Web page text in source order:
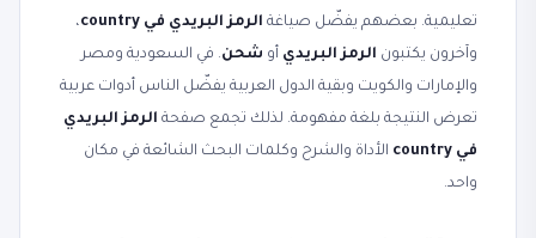
تعليمية. بعضهم يفضّل صياغة الرمز البريدي في country
،
وآخرون يكتبون الرمز البريدي أو شحن. في السعودية ومصر
والإمارات والكويت وبقية الدول العربية يفضّل الناس أدوات عربية
تعرض النتيجة بلغة مفهومة. لذلك تجمع صفحة الرمز البريدي
في country
الأداة والشرح وكلمات البحث الشائعة في مكان
واحد.